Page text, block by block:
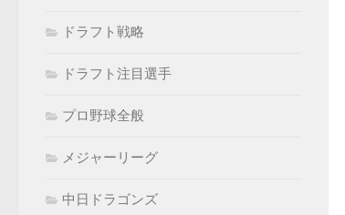
ドラフト戦略
ドラフト注目選手
プロ野球全般
メジャーリーグ
中日ドラゴンズ